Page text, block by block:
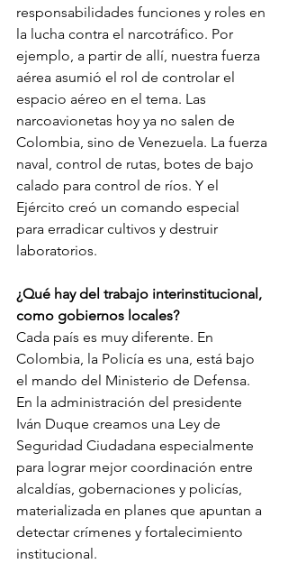
responsabilidades funciones y roles en
la lucha contra el narcotráfico. Por
ejemplo, a partir de allí, nuestra fuerza
aérea asumió el rol de controlar el
espacio aéreo en el tema. Las
narcoavionetas hoy ya no salen de
Colombia, sino de Venezuela. La fuerza
naval, control de rutas, botes de bajo
calado para control de ríos. Y el
Ejército creó un comando especial
para erradicar cultivos y destruir
laboratorios.
¿Qué hay del trabajo interinstitucional,
como gobiernos locales?
Cada país es muy diferente. En
Colombia, la Policía es una, está bajo
el mando del Ministerio de Defensa.
En la administración del presidente
Iván Duque creamos una Ley de
Seguridad Ciudadana especialmente
para lograr mejor coordinación entre
alcaldías, gobernaciones y policías,
materializada en planes que apuntan a
detectar crímenes y fortalecimiento
institucional.